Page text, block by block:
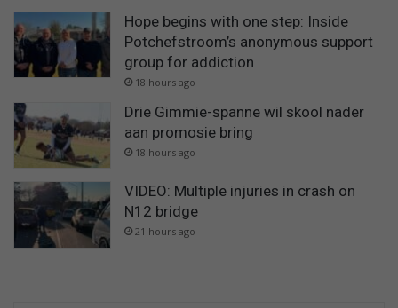
Hope begins with one step: Inside
Potchefstroom’s anonymous support
group for addiction
18 hours ago
Drie Gimmie-spanne wil skool nader
aan promosie bring
18 hours ago
VIDEO: Multiple injuries in crash on
N12 bridge
21 hours ago